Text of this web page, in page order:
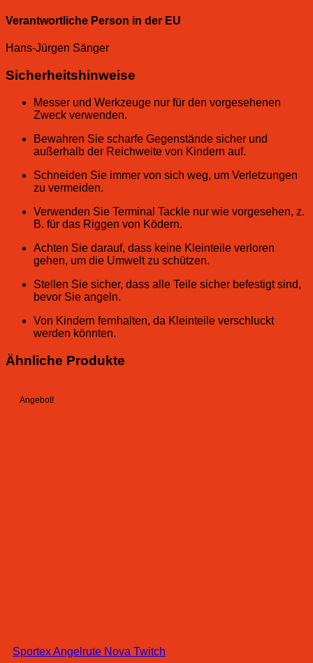
Verantwortliche Person in der EU
Hans-Jürgen Sänger
Sicherheitshinweise
Messer und Werkzeuge nur für den vorgesehenen
Zweck verwenden.
Bewahren Sie scharfe Gegenstände sicher und
außerhalb der Reichweite von Kindern auf.
Schneiden Sie immer von sich weg, um Verletzungen
zu vermeiden.
Verwenden Sie Terminal Tackle nur wie vorgesehen, z.
B. für das Riggen von Ködern.
Achten Sie darauf, dass keine Kleinteile verloren
gehen, um die Umwelt zu schützen.
Stellen Sie sicher, dass alle Teile sicher befestigt sind,
bevor Sie angeln.
Von Kindern fernhalten, da Kleinteile verschluckt
werden könnten.
Ähnliche Produkte
Angebot!
Sportex Angelrute Nova Twitch